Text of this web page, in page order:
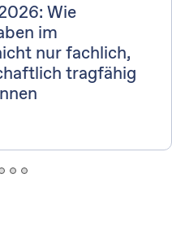
Wie
im
nur fachlich,
tragfähig